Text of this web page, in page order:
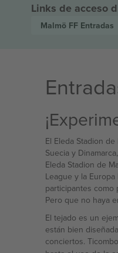
Links de acceso
Malmö FF Entradas
El Eleda Stadion
Suecia y
Eleda Stadion de
League y la
participantes como
Pero que no haya
El tejado es un
están bien
conciertos.